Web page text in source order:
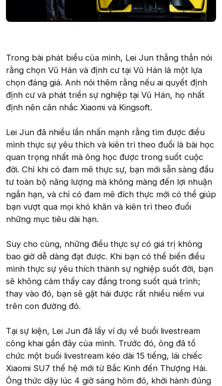
Trong bài phát biểu của mình, Lei Jun thẳng thắn nói
rằng chọn Vũ Hán và định cư tại Vũ Hán là một lựa
chọn đáng giá. Anh nói thêm rằng nếu ai quyết định
định cư và phát triển sự nghiệp tại Vũ Hán, họ nhất
định nên cân nhắc Xiaomi và Kingsoft.
Lei Jun đã nhiều lần nhấn mạnh rằng tìm được điều
mình thực sự yêu thích và kiên trì theo đuổi là bài học
quan trọng nhất mà ông học được trong suốt cuộc
đời. Chỉ khi có đam mê thực sự, bạn mới sẵn sàng đầu
tư toàn bộ năng lượng mà không màng đến lợi nhuận
ngắn hạn, và chỉ có đam mê đích thực mới có thể giúp
bạn vượt qua mọi khó khăn và kiên trì theo đuổi
những mục tiêu dài hạn.
Suy cho cùng, những điều thực sự có giá trị không
bao giờ dễ dàng đạt được. Khi bạn có thể biến điều
mình thực sự yêu thích thành sự nghiệp suốt đời, bạn
sẽ không cảm thấy cay đắng trong suốt quá trình;
thay vào đó, bạn sẽ gặt hái được rất nhiều niềm vui
trên con đường đó.
Tại sự kiện, Lei Jun đã lấy ví dụ về buổi livestream
công khai gần đây của mình. Trước đó, ông đã tổ
chức một buổi livestream kéo dài 15 tiếng, lái chiếc
Xiaomi SU7 thế hệ mới từ Bắc Kinh đến Thượng Hải.
Ông thức dậy lúc 4 giờ sáng hôm đó, khởi hành đúng